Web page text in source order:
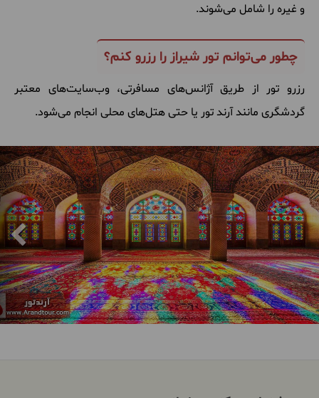
و غیره را شامل می‌شوند.
چطور می‌توانم تور شیراز را رزرو کنم؟
رزرو تور از طریق آژانس‌های مسافرتی، وب‌سایت‌های معتبر
گردشگری مانند آرند تور یا حتی هتل‌های محلی انجام می‌شود.